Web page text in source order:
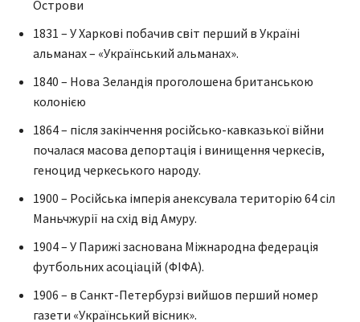
Острови
1831 – У Харкові побачив світ перший в Україні
альманах – «Український альманах».
1840 – Нова Зеландія проголошена британською
колонією
1864 – після закінчення російсько-кавказької війни
почалася масова депортація і винищення черкесів,
геноцид черкеського народу.
1900 – Російська імперія анексувала територію 64 сіл
Маньчжурії на схід від Амуру.
1904 – У Парижі заснована Міжнародна федерація
футбольних асоціацій (ФІФА).
1906 – в Санкт-Петербурзі вийшов перший номер
газети «Український вісник».